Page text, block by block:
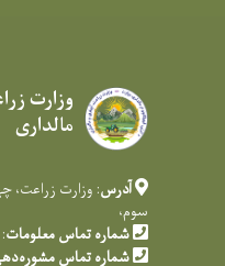
وزارت
مالداری
آدرس: وزارت زراعت،
سوم،
شماره تماس معلومات:
شماره تماس